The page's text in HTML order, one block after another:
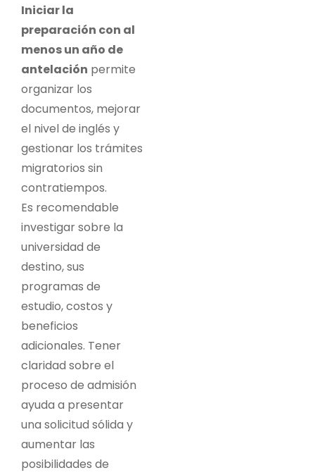
Iniciar la
preparación con al
menos un año de
antelación permite
organizar los
documentos, mejorar
el nivel de inglés y
gestionar los trámites
migratorios sin
contratiempos.
Es recomendable
investigar sobre la
universidad de
destino, sus
programas de
estudio, costos y
beneficios
adicionales. Tener
claridad sobre el
proceso de admisión
ayuda a presentar
una solicitud sólida y
aumentar las
posibilidades de